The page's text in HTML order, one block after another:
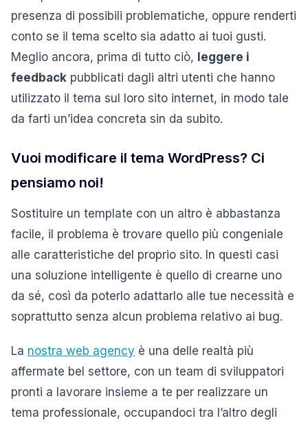
presenza di possibili problematiche, oppure renderti
conto se il tema scelto sia adatto ai tuoi gusti.
Meglio ancora, prima di tutto ciò, leggere i
feedback pubblicati dagli altri utenti che hanno
utilizzato il tema sul loro sito internet, in modo tale
da farti un’idea concreta sin da subito.
Vuoi modificare il tema WordPress? Ci
pensiamo noi!
Sostituire un template con un altro è abbastanza
facile, il problema è trovare quello più congeniale
alle caratteristiche del proprio sito. In questi casi
una soluzione intelligente è quello di crearne uno
da sé, così da poterlo adattarlo alle tue necessità e
soprattutto senza alcun problema relativo ai bug.
La nostra web agency è una delle realtà più
affermate bel settore, con un team di sviluppatori
pronti a lavorare insieme a te per realizzare un
tema professionale, occupandoci tra l’altro degli